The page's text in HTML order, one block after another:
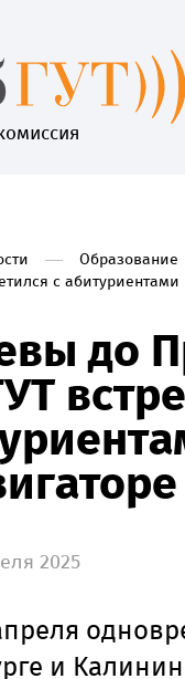
Образование
с
до
2025
и